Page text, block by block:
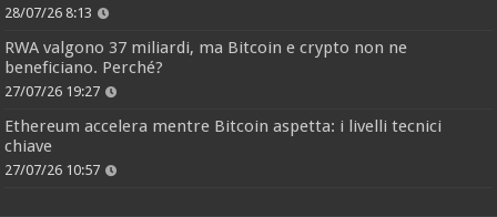
28/07/26 8:13
RWA valgono 37 miliardi, ma Bitcoin e crypto non ne
beneficiano. Perché?
27/07/26 19:27
Ethereum accelera mentre Bitcoin aspetta: i livelli tecnici
chiave
27/07/26 10:57